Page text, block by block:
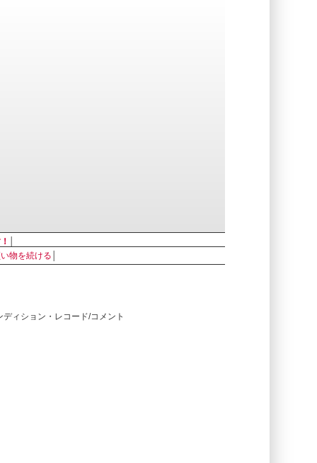
物を続ける
ィション・レコード/コメント